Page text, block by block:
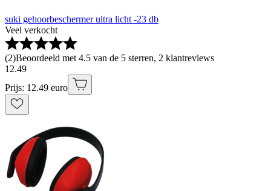
suki gehoorbeschermer ultra licht -23 db
Veel verkocht
(2)Beoordeeld met 4.5 van de 5 sterren, 2 klantreviews
12.49
Prijs: 12.49 euro